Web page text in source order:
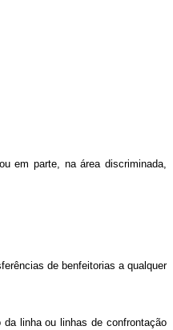
em parte, na área discriminada,
de benfeitorias a qualquer
linha ou linhas de confrontação